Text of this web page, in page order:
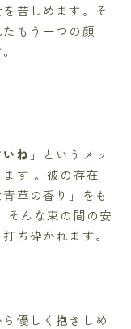
苦しめます。そ
もう一つの顔
ね 」というメッ
す 。彼の存在
草の香り」をも
そんな束の間の安
ち砕かれます。
優しく抱きしめ